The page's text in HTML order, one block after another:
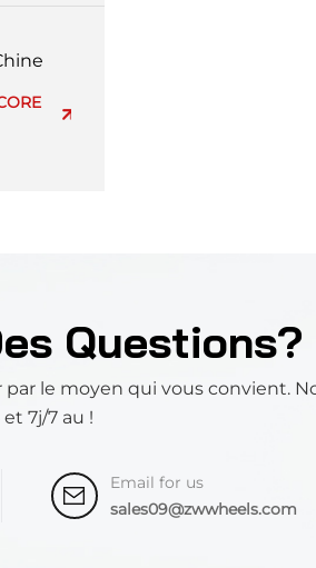
Questions?
le moyen qui vous convient.
7j/7 au !
Email for us
sales09@zwwheels.com